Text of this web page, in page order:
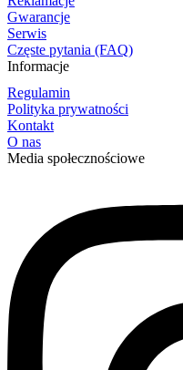
Gwarancje
Serwis
Częste pytania (FAQ)
Informacje
Regulamin
Polityka prywatności
Kontakt
O nas
Media społecznościowe